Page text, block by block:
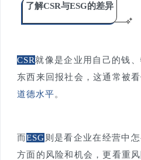
了解CSR与ESG的差异
CSR就像是企业用自己的钱
东西来回报社会，这通常被
道德水平。
而ESG则是看企业在经营中
方面的风险和机会，更看重